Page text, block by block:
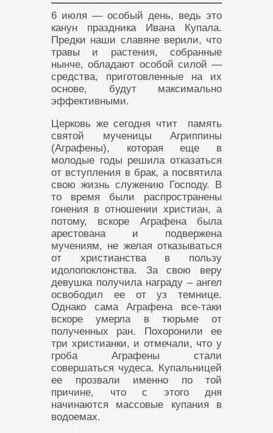
6 июля — особый день, ведь это
канун праздника Ивана Купала.
Предки наши славяне верили, что
травы и растения, собранные
нынче, обладают особой силой —
средства, приготовленные на их
основе, будут максимально
эффективными.
Церковь же сегодня чтит память
святой мученицы Агриппины
(Аграфены), которая еще в
молодые годы решила отказаться
от вступления в брак, а посвятила
свою жизнь служению Господу. В
то время были распространены
гонения в отношении христиан, а
потому, вскоре Аграфена была
арестована и подвержена
мучениям, не желая отказываться
от христианства в пользу
идолопоклонства. За свою веру
девушка получила награду – ангел
освободил ее от уз темнице.
Однако сама Аграфена все-таки
вскоре умерла в тюрьме от
полученных ран. Похоронили ее
три христианки, и отмечали, что у
гроба Аграфены стали
совершаться чудеса. Купальницей
ее прозвали именно по той
причине, что с этого дня
начинаются массовые купания в
водоемах.